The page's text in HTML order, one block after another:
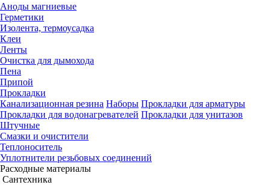
Аноды магниевые
Герметики
Изолента, термоусадка
Клеи
Ленты
Очистка для дымохода
Пена
Припой
Прокладки
Канализационная резина Наборы Прокладки для арматуры
Прокладки для водонагревателей Прокладки для унитазов
Штучные
Смазки и очистители
Теплоноситель
Уплотнители резьбовых соединений
Расходные материалы
Сантехника